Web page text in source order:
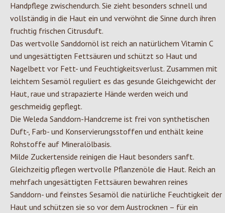
Handpflege zwischendurch. Sie zieht besonders schnell und
vollständig in die Haut ein und verwöhnt die Sinne durch ihren
fruchtig frischen Citrusduft.
Das wertvolle Sanddornöl ist reich an natürlichem Vitamin C
und ungesättigten Fettsäuren und schützt so Haut und
Nagelbett vor Fett- und Feuchtigkeitsverlust. Zusammen mit
leichtem Sesamöl reguliert es das gesunde Gleichgewicht der
Haut, raue und strapazierte Hände werden weich und
geschmeidig gepflegt.
Die Weleda Sanddorn-Handcreme ist frei von synthetischen
Duft-, Farb- und Konservierungsstoffen und enthält keine
Rohstoffe auf Mineralölbasis.
Milde Zuckertenside reinigen die Haut besonders sanft.
Gleichzeitig pflegen wertvolle Pflanzenöle die Haut. Reich an
mehrfach ungesättigten Fettsäuren bewahren reines
Sanddorn- und feinstes Sesamöl die natürliche Feuchtigkeit der
Haut und schützen sie so vor dem Austrocknen – für ein